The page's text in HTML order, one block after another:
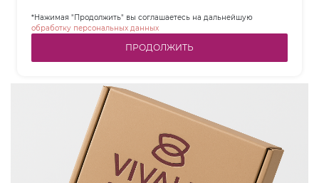
*Нажимая "Продолжить" вы соглашаетесь на дальнейшую
обработку персональных данных
ПРОДОЛЖИТЬ